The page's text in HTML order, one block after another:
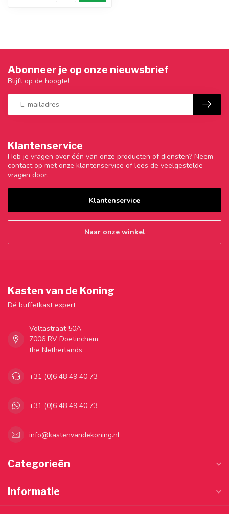
Klantenservice
Heb je vragen over één van onze producten of diensten? Neem
contact op met onze klantenservice of lees de veelgestelde
vragen door.
Klantenservice
Naar onze winkel
Abonneer je op onze nieuwsbrief
Blijft op de hoogte!
Kasten van de Koning
Dé buffetkast expert
Voltastraat 50A
7006 RV Doetinchem
the Netherlands
+31 (0)6 48 49 40 73
+31 (0)6 48 49 40 73
info@kastenvandekoning.nl
Categorieën
Informatie